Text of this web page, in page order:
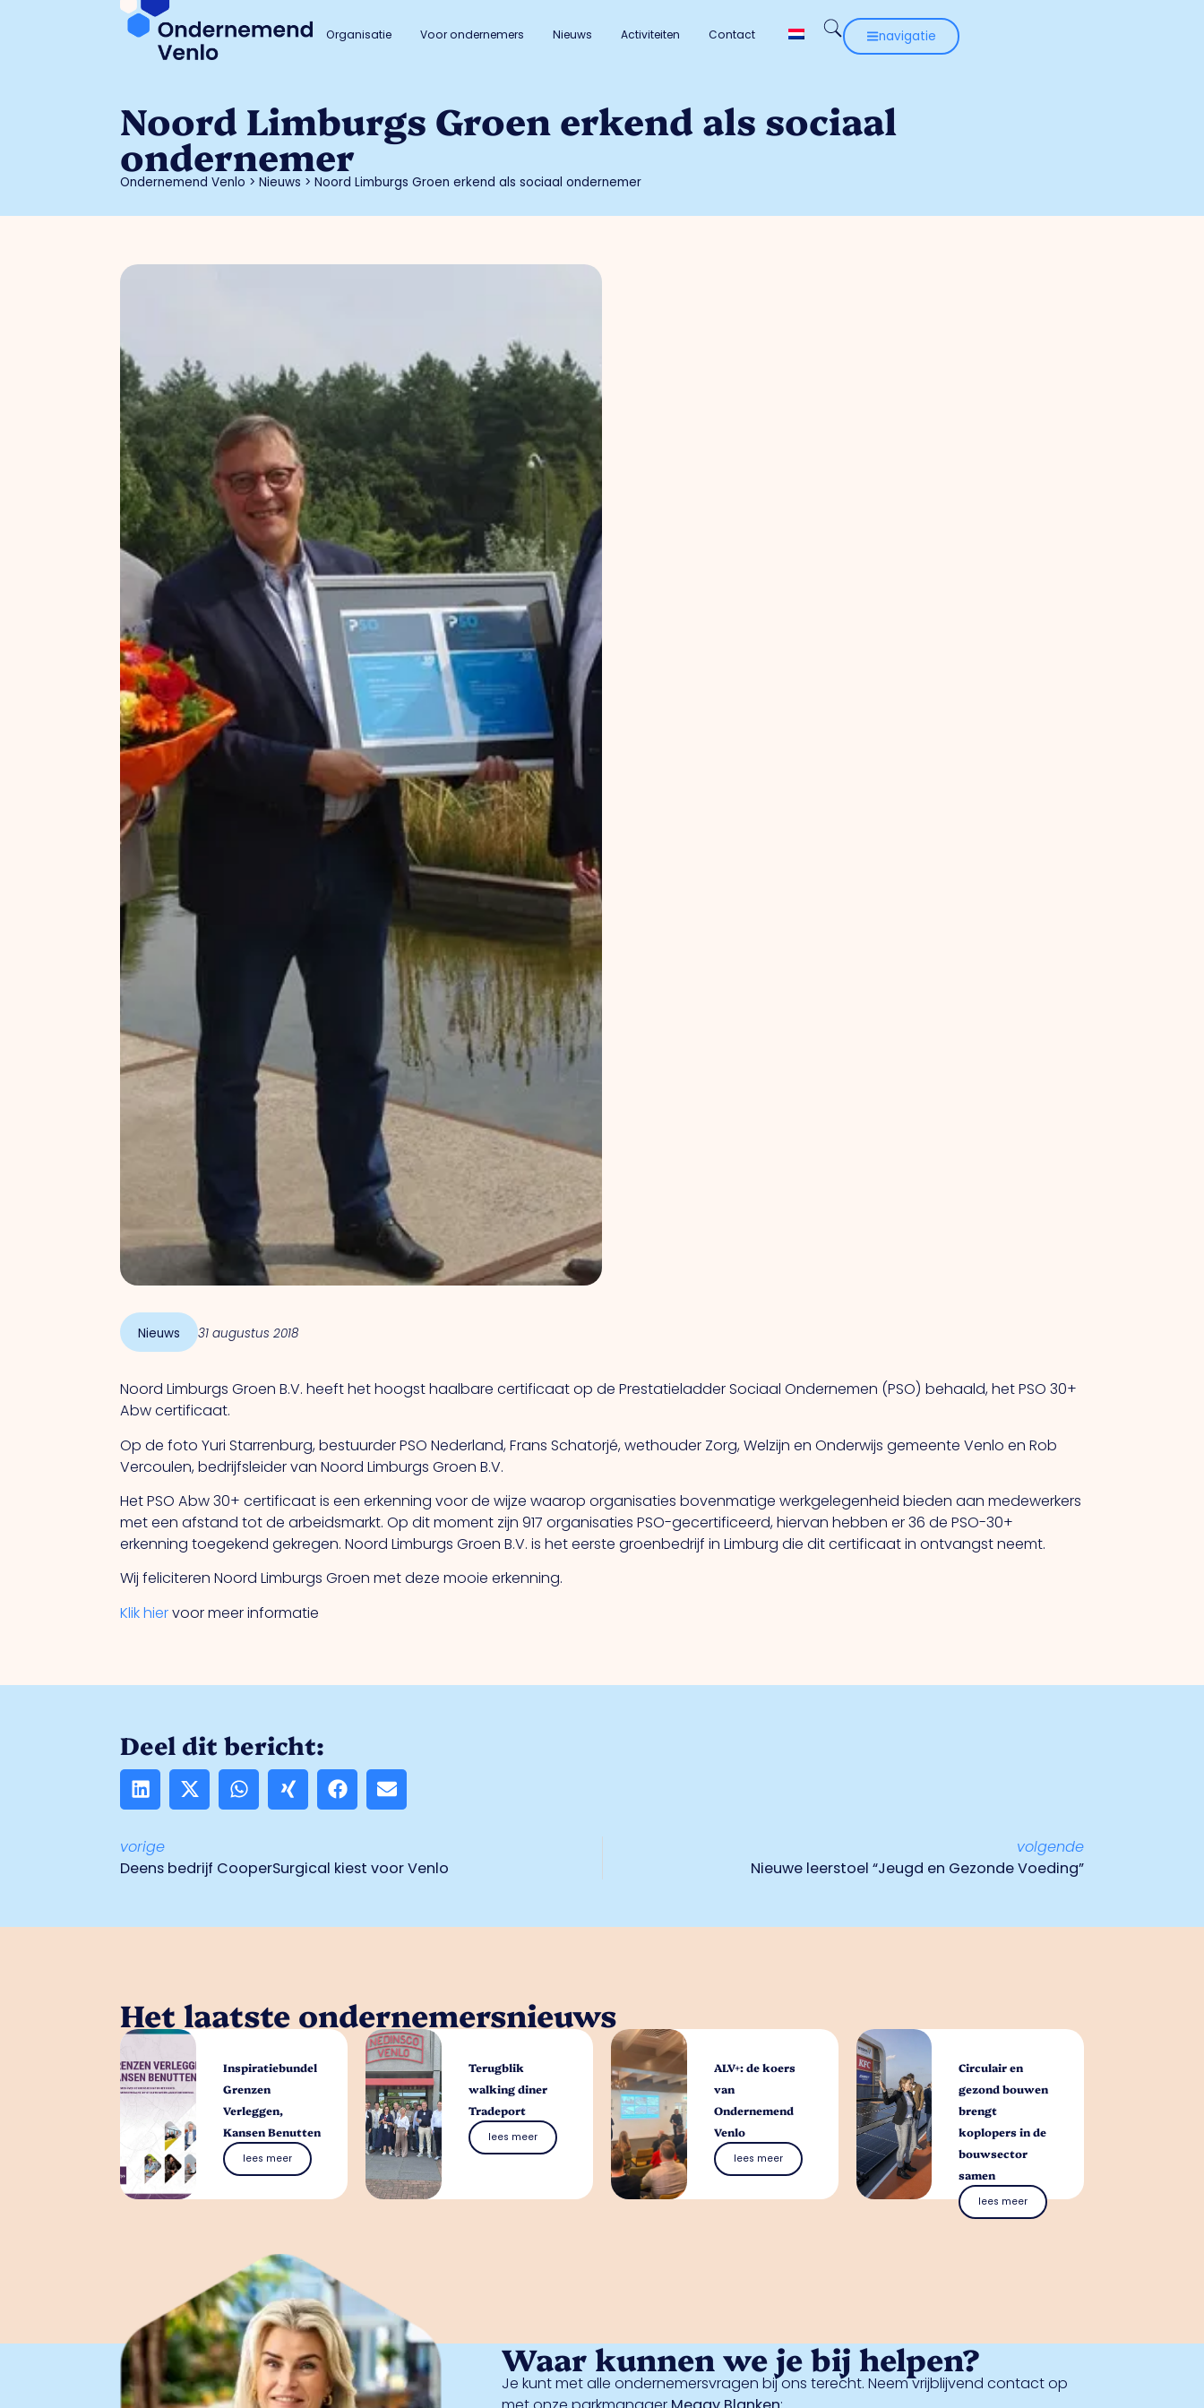
Organisatie Voor ondernemers Nieuws Activiteiten Contact navigatie
Noord Limburgs Groen erkend als sociaal
ondernemer
Ondernemend Venlo >Nieuws >Noord Limburgs Groen erkend als sociaal ondernemer
Nieuws 31 augustus 2018
Noord Limburgs Groen B.V. heeft het hoogst haalbare certificaat op de Prestatieladder Sociaal Ondernemen (PSO) behaald, het PSO 30+
Abw certificaat.
Op de foto Yuri Starrenburg, bestuurder PSO Nederland, Frans Schatorjé, wethouder Zorg, Welzijn en Onderwijs gemeente Venlo en Rob
Vercoulen, bedrijfsleider van Noord Limburgs Groen B.V.
Het PSO Abw 30+ certificaat is een erkenning voor de wijze waarop organisaties bovenmatige werkgelegenheid bieden aan medewerkers
met een afstand tot de arbeidsmarkt. Op dit moment zijn 917 organisaties PSO-gecertificeerd, hiervan hebben er 36 de PSO-30+
erkenning toegekend gekregen. Noord Limburgs Groen B.V. is het eerste groenbedrijf in Limburg die dit certificaat in ontvangst neemt.
Wij feliciteren Noord Limburgs Groen met deze mooie erkenning.
Klik hiervoor meer informatie
Deel dit bericht:
vorige
Deens bedrijf CooperSurgical kiest voor Venlo
volgende
Nieuwe leerstoel “Jeugd en Gezonde Voeding”
Het laatste ondernemersnieuws
Inspiratiebundel
Grenzen
Verleggen,
Kansen Benutten
lees meer
Terugblik
walking diner
Tradeport
lees meer
ALV+: de koers
van
Ondernemend
Venlo
lees meer
Circulair en
gezond bouwen
brengt
koplopers in de
bouwsector
samen
lees meer
Waar kunnen we je bij helpen?
Je kunt met alle ondernemersvragen bij ons terecht. Neem vrijblijvend contact op